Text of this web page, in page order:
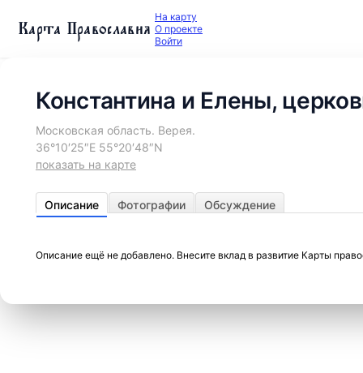
Карта Православия На карту
О проекте
Войти
Константина и Елены,
Московская область. Верея.
36°10′25″E 55°20′48″N
показать на карте
Описание Фотографии Обсуждение
Описание ещё не добавлено. Внесите вклад в развитие Карты